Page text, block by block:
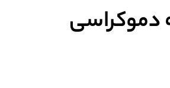
دموکراسی